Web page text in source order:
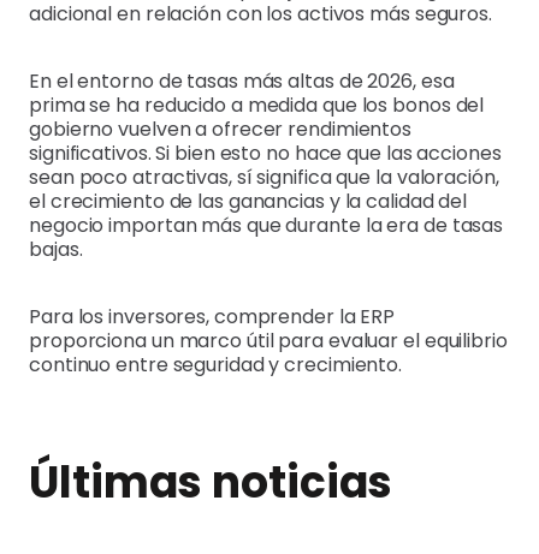
adicional en relación con los activos más seguros.
En el entorno de tasas más altas de 2026, esa
prima se ha reducido a medida que los bonos del
gobierno vuelven a ofrecer rendimientos
significativos. Si bien esto no hace que las acciones
sean poco atractivas, sí significa que la valoración,
el crecimiento de las ganancias y la calidad del
negocio importan más que durante la era de tasas
bajas.
Para los inversores, comprender la ERP
proporciona un marco útil para evaluar el equilibrio
continuo entre seguridad y crecimiento.
Últimas noticias